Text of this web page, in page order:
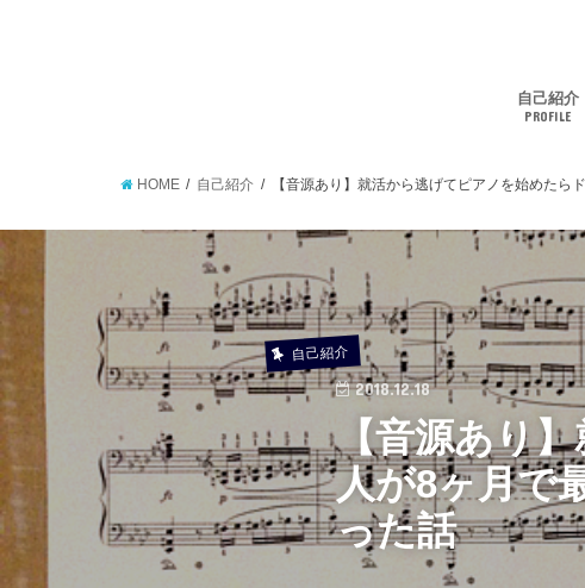
自己紹介
PROFILE
HOME 自己紹介 【音源あり】就活から逃げてピアノを始めたら
自己紹介
2018.12.18
【音源あり
人が8ヶ月で
った話